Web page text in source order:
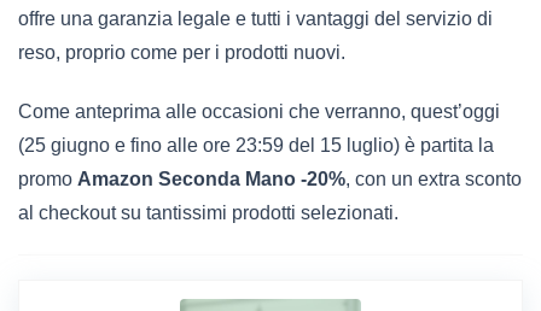
offre una garanzia legale e tutti i vantaggi del servizio di
reso, proprio come per i prodotti nuovi.
Come anteprima alle occasioni che verranno, quest’oggi
(25 giugno e fino alle ore 23:59 del 15 luglio) è partita la
promo Amazon Seconda Mano -20%, con un extra sconto
al checkout su tantissimi prodotti selezionati.